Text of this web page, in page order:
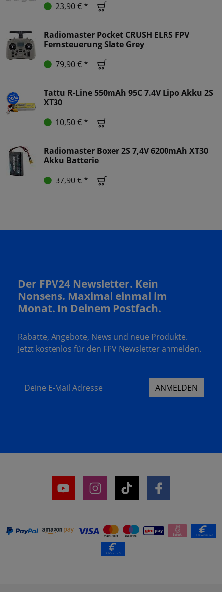
23,90 € *
Radiomaster Pocket CRUSH ELRS FPV
Fernsteuerung Slate Grey
79,90 € *
Tattu R-Line 550mAh 95C 7.4V Lipo Akku 2S
XT30
10,50 € *
Radiomaster Boxer 2S 7,4V 6200mAh XT30
Akku Batterie
37,90 € *
Der FPV24 Newsletter. Kein
Nonsens. Maximal einmal im
Monat. In Deinem Postfach.
Rabatte, Angebote, News und neue Produkte.
Jetzt kostenlos für den FPV Newsletter anmelden.
Deine E-Mail Adresse ANMELDEN